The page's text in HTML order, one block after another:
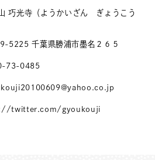
巧光寺（ようかいざん ぎょうこう
5225 千葉県勝浦市墨名２６５
73-0485
twitter.com/gyoukouji